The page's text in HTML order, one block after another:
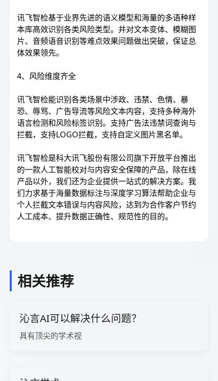
讯飞智检基于业界先进的语义模型和海量的多语种样
本库高效识别各类风险类型。并对文本变体、模糊图
片、音频语音识别等难点效果问题做出突破，保证总
体效果领先。
4、风险维度齐全
讯飞智检能识别各类场景中涉政、违禁、色情、暴
恐、辱骂、广告导流等风险文本内容，支持多种海外
语言检测和风险标签识别。支持广告法违禁词查询与
拦截，支持LOGO拦截，支持自定义图片黑名单。
讯飞智检是科大讯飞股份有限公司旗下开放平台推出
的一款人工智能校对与内容安全保障的产品，除在线
产品以外，我们还为企业提供一站式的解决方案。我
们力求基于海量数据标注与深度学习算法帮助企业与
个人拦截文本错误与内容风险，达到为合作客户节约
人工成本、提升数据正确性、规范性的目的。
相关推荐
沁言AI可以解决什么问题？
具有顶尖的学术视